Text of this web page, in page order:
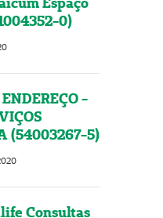
0)
-
(54003267-5)
Consultas